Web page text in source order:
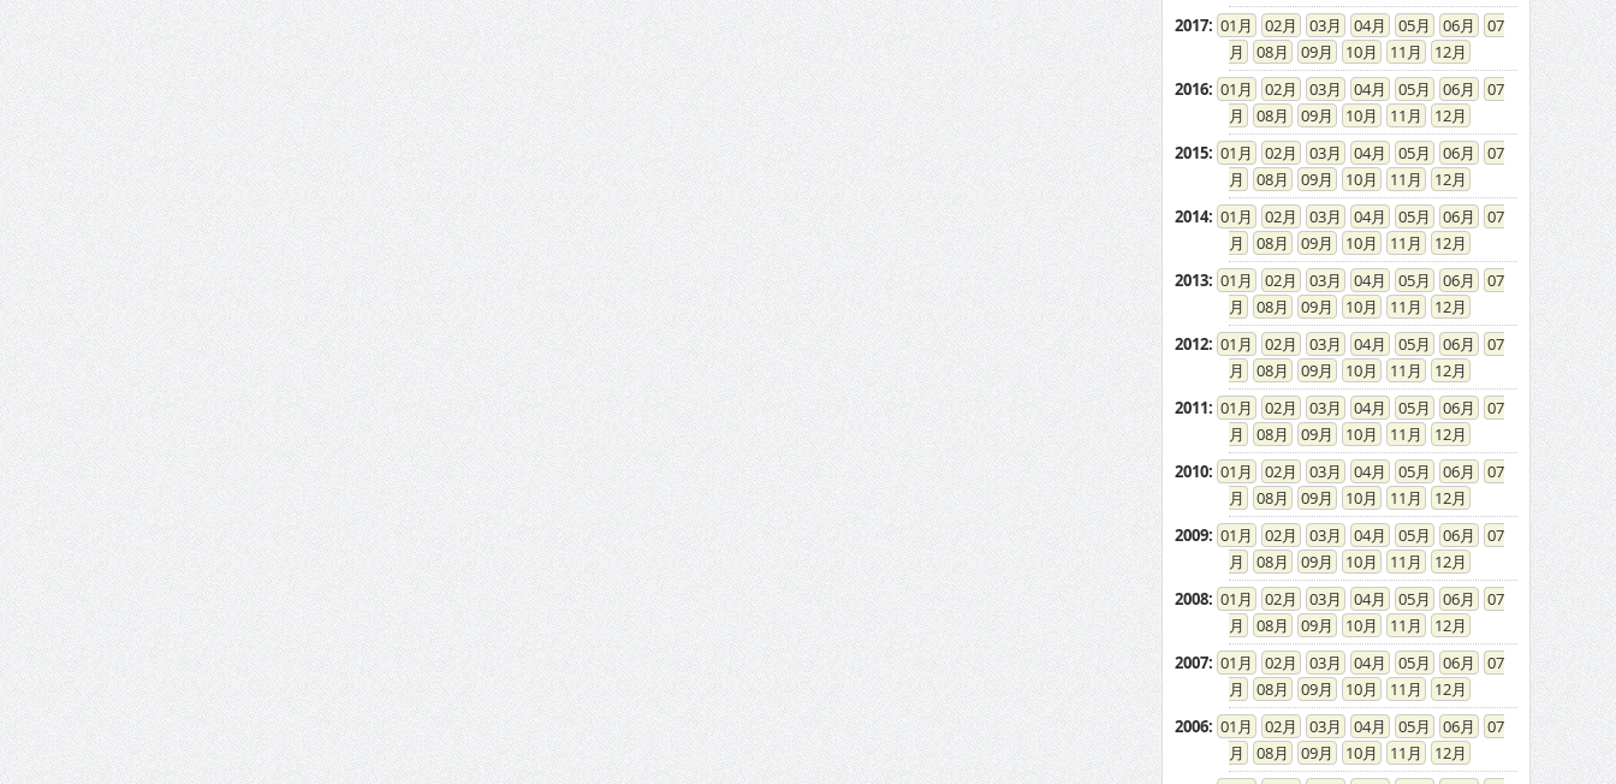
2017: 01 02 03 04 05 06
07
08
09 10 11
12
2016: 01 02 03 04 05 06
07
08
09 10 11
12
2015: 01 02 03 04 05 06
07
08
09 10 11
12
2014: 01 02 03 04 05 06
07
08
09 10 11
12
2013: 01 02 03 04 05 06
07
08
09 10 11
12
2012: 01 02 03 04 05 06
07
08
09 10 11
12
2011: 01 02 03 04 05 06
07
08
09 10 11
12
2010: 01 02 03 04 05 06
07
08
09 10 11
12
2009: 01 02 03 04 05 06
07
08
09 10 11
12
2008: 01 02 03 04 05 06
07
08
09 10 11
12
2007: 01 02 03 04 05 06
07
08
09 10 11
12
2006: 01 02 03 04 05 06
07
08
09 10 11
12